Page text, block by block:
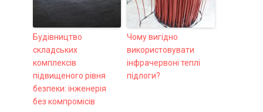
Будівництво
складських
комплексів
підвищеного рівня
безпеки: інженерія
без компромісів
Чому вигідно
використовувати
інфрачервоні теплі
підлоги?